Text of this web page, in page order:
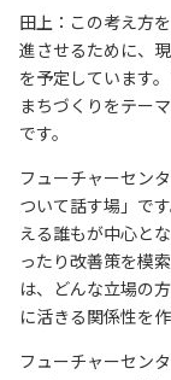
田上：この考え方
進させるために、
を予定しています
まちづくりをテー
です。
フューチャーセン
ついて話す場」で
える誰もが中心と
ったり改善策を模
は、どんな立場の
に活きる関係性を作
フューチャーセン